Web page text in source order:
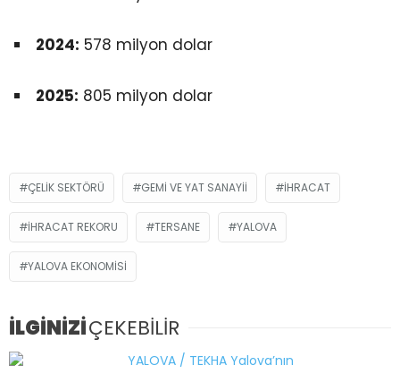
2024: 578 milyon dolar
2025: 805 milyon dolar
ÇELIK SEKTÖRÜ GEMI VE YAT SANAYII İHRACAT
IHRACAT REKORU TERSANE YALOVA
YALOVA EKONOMISI
İLGİNİZİÇEKEBİLİR